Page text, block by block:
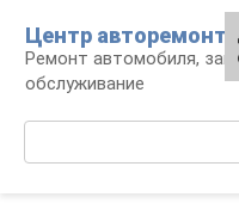
контенту
Центр авторемонта
Ремонт автомобиля,
обслуживание